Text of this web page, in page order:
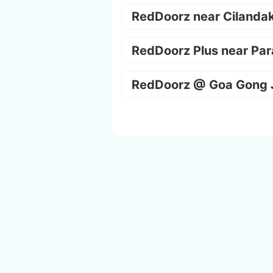
RedDoorz near
RedDoorz Plus near
RedDoorz @ Goa